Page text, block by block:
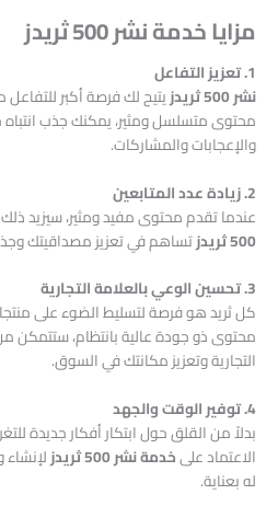
مزايا خدمة نشر 500 ثريدز
1. تعزيز التفاعل
نشر 500 ثريدز
يتيح لك فرصة أكبر
محتوى متسلسل ومثير، يمكنك جذب انتباه
والإعجابات والمشاركات.
2. زيادة عدد المتابعين
عندما تقدم محتوى مفيد ومثير، سيزيد
500 ثريدز
تساهم في تعزيز مصداقيتك
3. تحسين الوعي بالعلامة التجارية
كل ثريد هو فرصة لتسليط الضوء على
محتوى ذو جودة عالية بانتظام، ستتمكن
التجارية وتعزيز مكانتك في السوق.
4. توفير الوقت والجهد
بدلاً من القلق حول ابتكار أفكار جديدة
الاعتماد علىخدمة نشر 500 ثريدز
له بعناية.